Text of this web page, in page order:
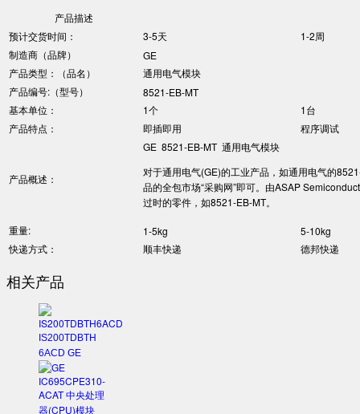
产品描述
预计交货时间：
3-5天
1-2周
制造商（品牌）
GE
产品类型：（品名）
通用电气模块
产品编号:（型号）
8521-EB-MT
基本单位：
1个
1台
产品特点：
即插即用 程序调试
产品概述：
GE 8521-EB-MT 通用电气模块
对于通用电气(GE)的工业产品，如通用电气的
品的全包市场“采购网”即可。由ASAP
过时的零件，如8521-EB-MT。
重量: 1-5kg
5-10kg
快递方式：
顺丰快递 德邦快递
相关产品
IS200TDBTH
6ACD GE